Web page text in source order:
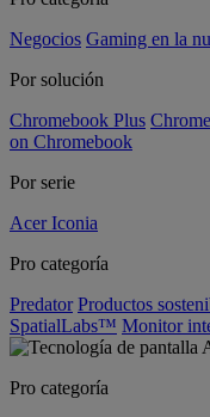
Negocios Gaming en la
Por solución
Chromebook Plus
on Chromebook
Por serie
Acer Iconia
Pro categoría
Predator Productos
SpatialLabs™ Monitor
Pro categoría